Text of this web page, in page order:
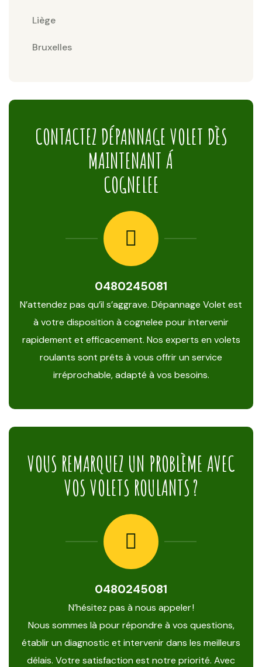
Liège
Bruxelles
CONTACTEZ DÉPANNAGE VOLET DÈS
MAINTENANT Á
COGNELEE
0480245081
N’attendez pas qu’il s’aggrave. Dépannage Volet est
à votre disposition à cognelee pour intervenir
rapidement et efficacement. Nos experts en volets
roulants sont prêts à vous offrir un service
irréprochable, adapté à vos besoins.
VOUS REMARQUEZ UN PROBLÈME AVEC
VOS VOLETS ROULANTS ?
0480245081
N’hésitez pas à nous appeler !
Nous sommes là pour répondre à vos questions,
établir un diagnostic et intervenir dans les meilleurs
délais. Votre satisfaction est notre priorité. Avec